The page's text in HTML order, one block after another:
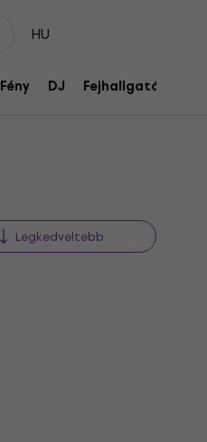
HU
Fény DJ Fejhallgató
Legkedveltebb